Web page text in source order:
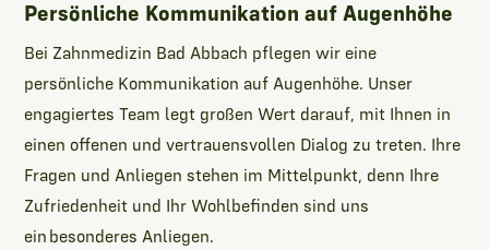
Persönliche Kommunikation auf Augenhöhe
Bei Zahnmedizin Bad Abbach pflegen wir eine
persönliche Kommunikation auf Augenhöhe. Unser
engagiertes Team legt großen Wert darauf, mit Ihnen in
einen offenen und vertrauensvollen Dialog zu treten. Ihre
Fragen und Anliegen stehen im Mittelpunkt, denn Ihre
Zufriedenheit und Ihr Wohlbefinden sind uns
ein besonderes Anliegen.